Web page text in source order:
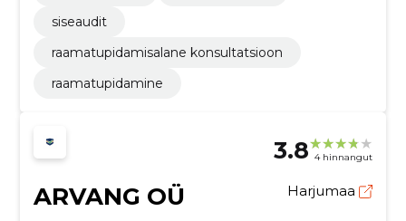
siseaudit
raamatupidamisalane konsultatsioon
raamatupidamine
3.8 4 hinnangut
ARVANG OÜ Harjumaa